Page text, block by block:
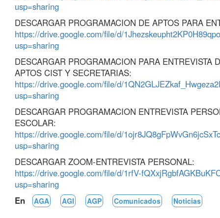
usp=sharing
DESCARGAR PROGRAMACION DE APTOS PARA
https://drive.google.com/file/d/
usp=sharing
DESCARGAR PROGRAMACION PARA ENTREVISTA
APTOS CIST Y SECRETARIAS:
https://drive.google.com/file/d/
usp=sharing
DESCARGAR PROGRAMACION ENTREVISTA
ESCOLAR:
https://drive.google.com/file/d/
usp=sharing
DESCARGAR ZOOM-ENTREVISTA PERSONAL:
https://drive.google.com/file/d/1rfV-
usp=sharing
En
AGA AGI AGP Comunicados Noticias